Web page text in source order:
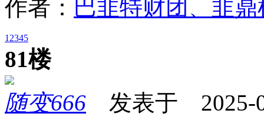
作者： 巴韭特财团、韭鼎
1 2345
81楼
随变666 发表于 2025-